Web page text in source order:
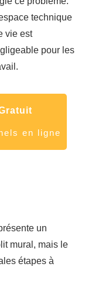
technique
vie est
pour les
en ligne
un
mural, mais le
étapes à